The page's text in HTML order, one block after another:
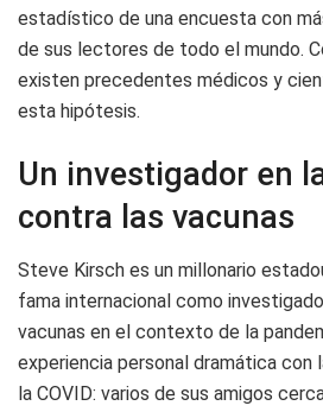
estadístico de una encuesta con
de sus lectores de todo el mundo.
existen precedentes médicos y
esta hipótesis.
Un investigador en
contra las vacunas
Steve Kirsch es un millonario
fama internacional como
vacunas en el contexto de la
experiencia personal dramática con
la COVID: varios de sus amigos